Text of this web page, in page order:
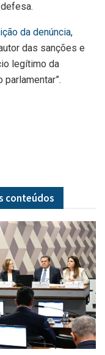
da denúncia,
das sanções e
legítimo da
conteúdos